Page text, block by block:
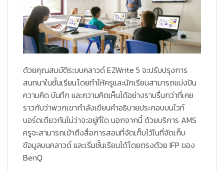
ด้วยคุณสมบัติระบบคลาวด์ EZWrite 5 จะปรับปรุงการ
สนทนาในชั้นเรียนโดยทำให้ครูและนักเรียนสามารถแบ่งปัน
ความคิด บันทึก และความคิดเห็นได้อย่างราบรื่นกว่าที่เคย
ราวกับว่าพวกเขากำลังเขียนคำอธิบายประกอบบนไวท์
บอร์ดเดียวกันไม่ว่าจะอยู่ที่ใด นอกจากนี้ ด้วยบริการ AMS
ครูจะสามารถเข้าถึงสื่อการสอนที่จัดเก็บไว้ในที่จัดเก็บ
ข้อมูลบนคลาวด์ และเริ่มชั้นเรียนได้โดยตรงด้วย IFP ของ
BenQ